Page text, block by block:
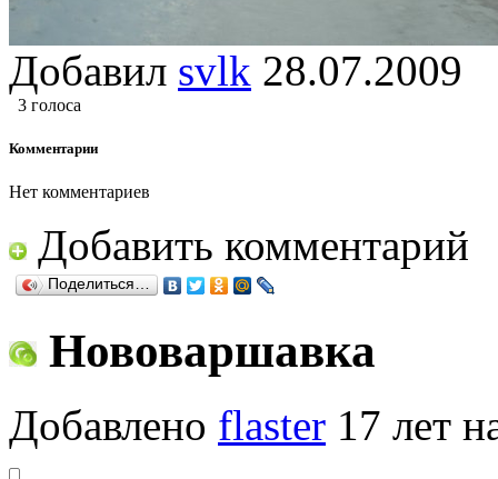
Добавил svlk
3 голоса
Комментарии
Нет комментариев
Добавить комментарий
Поделиться…
Нововаршавка
Добавлено flaster 17 лет